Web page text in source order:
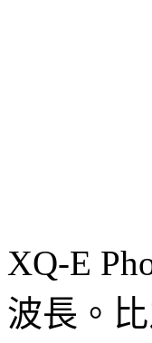
XQ-E
波長。